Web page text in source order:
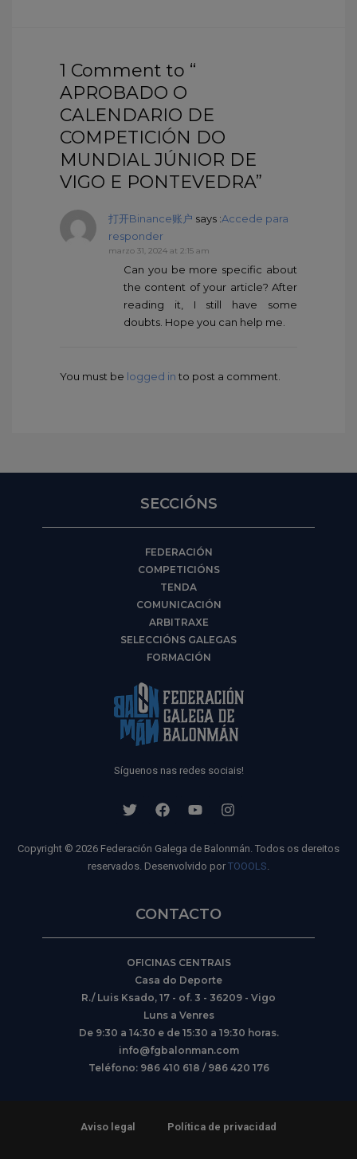
1 Comment to “
APROBADO O
CALENDARIO DE
COMPETICIÓN DO
MUNDIAL JÚNIOR DE
VIGO E PONTEVEDRA”
打开Binance账户 says :Accede para
responder
marzo 31, 2024 at 2:15 am
Can you be more specific about
the content of your article? After
reading it, I still have some
doubts. Hope you can help me.
You must be logged in to post a comment.
SECCIÓNS
FEDERACIÓN
COMPETICIÓNS
TENDA
COMUNICACIÓN
ARBITRAXE
SELECCIÓNS GALEGAS
FORMACIÓN
Síguenos nas redes sociais!
Copyright © 2026 Federación Galega de Balonmán. Todos os dereitos
reservados. Desenvolvido por TOOOLS.
CONTACTO
OFICINAS CENTRAIS
Casa do Deporte
R./ Luis Ksado, 17 - of. 3 - 36209 - Vigo
Luns a Venres
De 9:30 a 14:30 e de 15:30 a 19:30 horas.
info@fgbalonman.com
Teléfono: 986 410 618 / 986 420 176
Aviso legal Política de privacidad